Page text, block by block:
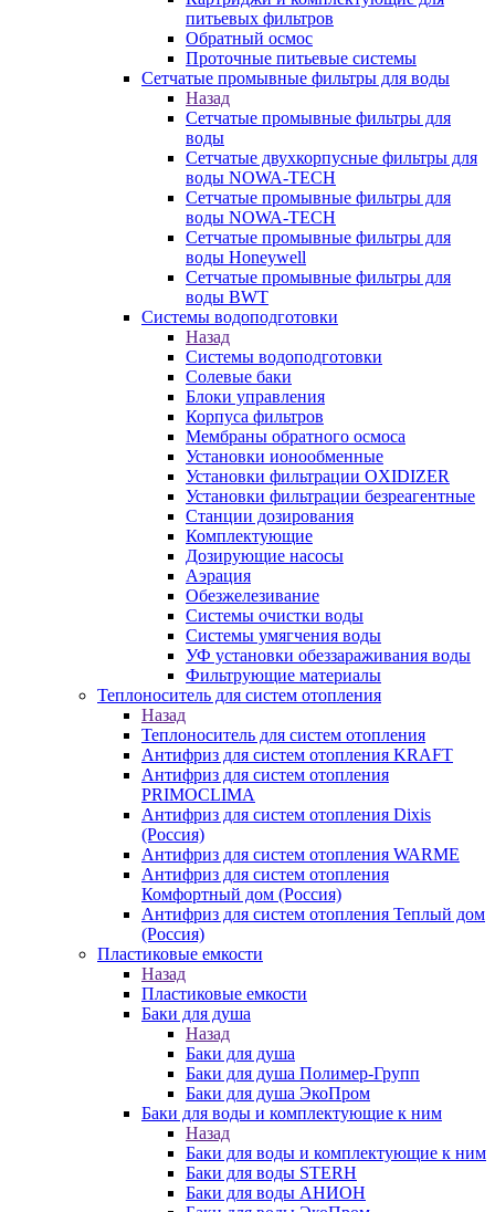
питьевых фильтров
Обратный осмос
Проточные питьевые системы
Сетчатые промывные фильтры для воды
Назад
Сетчатые промывные фильтры для
воды
Сетчатые двухкорпусные фильтры для
воды NOWA-TECH
Сетчатые промывные фильтры для
воды NOWA-TECH
Сетчатые промывные фильтры для
воды Honeywell
Сетчатые промывные фильтры для
воды BWT
Системы водоподготовки
Назад
Системы водоподготовки
Солевые баки
Блоки управления
Корпуса фильтров
Мембраны обратного осмоса
Установки ионообменные
Установки фильтрации OXIDIZER
Установки фильтрации безреагентные
Станции дозирования
Комплектующие
Дозирующие насосы
Аэрация
Обезжелезивание
Системы очистки воды
Системы умягчения воды
УФ установки обеззараживания воды
Фильтрующие материалы
Теплоноситель для систем отопления
Назад
Теплоноситель для систем отопления
Антифриз для систем отопления KRAFT
Антифриз для систем отопления
PRIMOCLIMA
Антифриз для систем отопления Dixis
(Россия)
Антифриз для систем отопления WARME
Антифриз для систем отопления
Комфортный дом (Россия)
Антифриз для систем отопления Теплый дом
(Россия)
Пластиковые емкости
Назад
Пластиковые емкости
Баки для душа
Назад
Баки для душа
Баки для душа Полимер-Групп
Баки для душа ЭкоПром
Баки для воды и комплектующие к ним
Назад
Баки для воды и комплектующие к ним
Баки для воды STERH
Баки для воды АНИОН